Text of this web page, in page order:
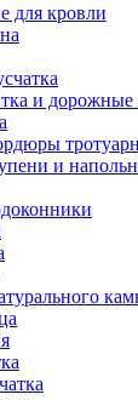
для кровли
и
и